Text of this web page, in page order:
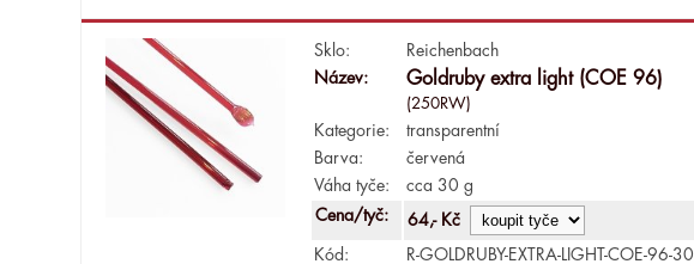
Sklo:
Reichenbach
Název:
Goldruby extra light (COE 96)
(250RW)
Kategorie:
transparentní
Barva:
červená
Váha tyče:
cca 30 g
Cena/tyč:
64,- Kč
Kód:
R-GOLDRUBY-EXTRA-LIGHT-COE-96-30